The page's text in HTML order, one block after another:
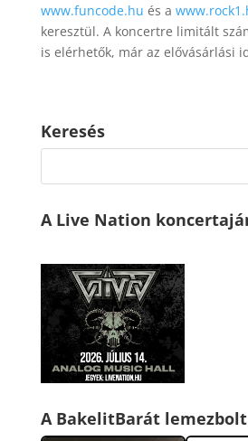
www.funcode.hu és a
keresztül. A koncertre limitált
is elérhetők, már az elővásárlási
Keresés
A Live Nation
A BakelitBarát